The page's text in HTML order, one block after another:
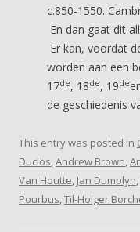
c.850-1550.
En dan gaat dit
Er kan, voordat
worden aan een
17de, 18de, 19de
de geschiedenis
This entry was posted in
Duclos,Andrew Brown,
Van Houtte, Jan Dumolyn,
Pourbus,Til-Holger